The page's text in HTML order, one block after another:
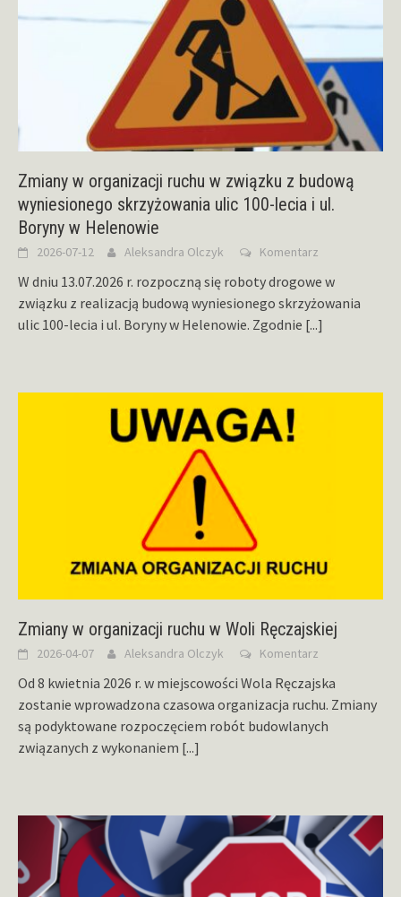
Zmiany w organizacji ruchu w związku z budową
wyniesionego skrzyżowania ulic 100-lecia i ul.
Boryny w Helenowie
2026-07-12 Aleksandra Olczyk Komentarz
W dniu 13.07.2026 r. rozpoczną się roboty drogowe w
związku z realizacją budową wyniesionego skrzyżowania
ulic 100-lecia i ul. Boryny w Helenowie. Zgodnie [...]
Zmiany w organizacji ruchu w Woli Ręczajskiej
2026-04-07 Aleksandra Olczyk Komentarz
Od 8 kwietnia 2026 r. w miejscowości Wola Ręczajska
zostanie wprowadzona czasowa organizacja ruchu. Zmiany
są podyktowane rozpoczęciem robót budowlanych
związanych z wykonaniem [...]